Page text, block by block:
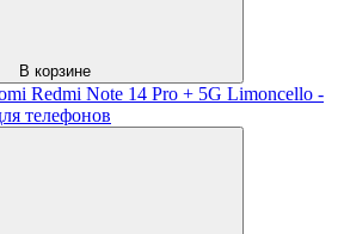
В корзине